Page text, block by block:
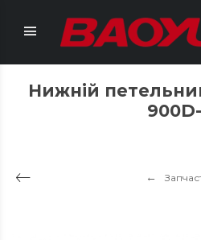
Нижній